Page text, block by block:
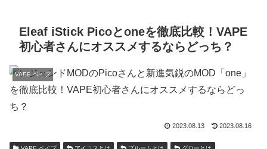
Eleaf iStick Picoとoneを徹底比較！VAPE
初心者さんにオススメするならどっち？
VAPE ベイプ
2023.08.13 2023.08.16